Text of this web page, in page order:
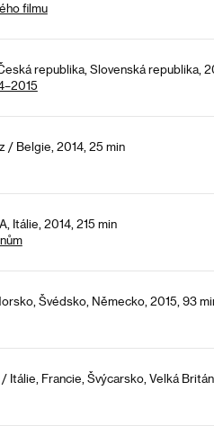
filmu
republika, Slovenská republika,
/ Belgie, 2014, 25 min
Itálie, 2014, 215 min
Švédsko, Německo, 2015, 93
Itálie, Francie, Švýcarsko, Velká